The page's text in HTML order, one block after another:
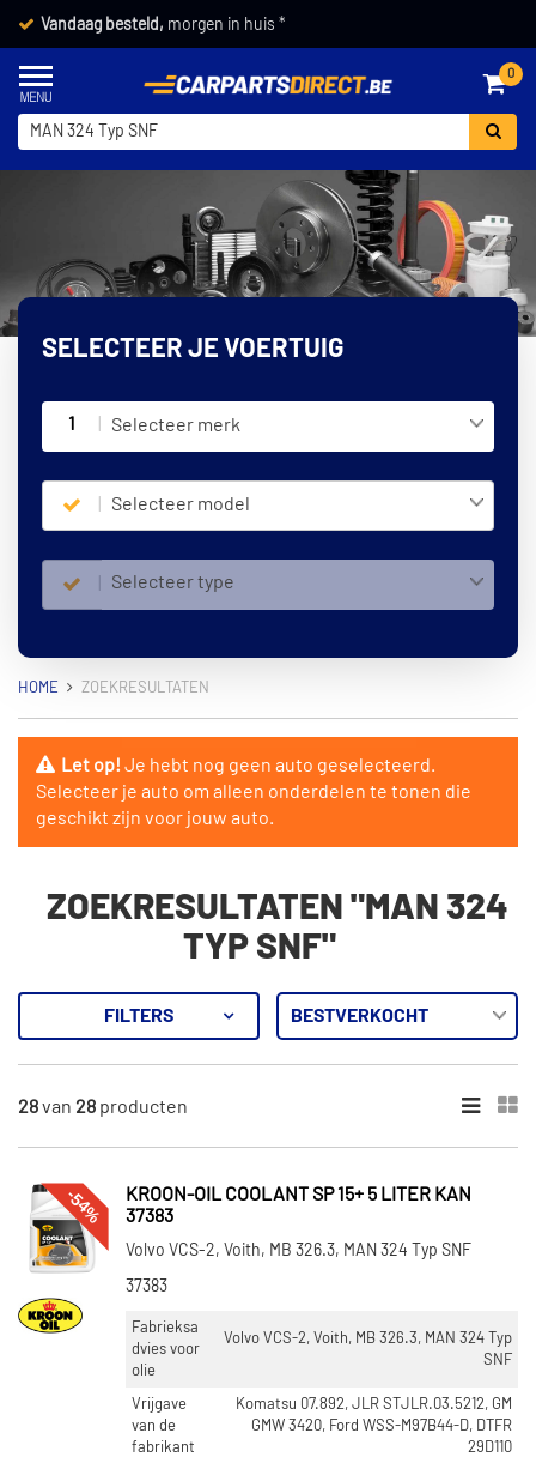
Vandaag besteld, morgen in huis *
0
SELECTEER JE VOERTUIG
1 Selecteer merk
Selecteer model
Selecteer type
HOME ZOEKRESULTATEN
Let op!Je hebt nog geen auto geselecteerd.
Selecteer je auto om alleen onderdelen te tonen die
geschikt zijn voor jouw auto.
ZOEKRESULTATEN "MAN 324
TYP SNF"
FILTERS
28Resultaten
ONDERDEELMERK
Eurol (9)
Castrol (4)
INHOUD [LITER]
28van 28 producten
-54%
KROON-OIL COOLANT SP 15+ 5 LITER KAN
37383
Volvo VCS-2, Voith, MB 326.3, MAN 324 Typ SNF
37383
Fabrieksa
dvies voor
olie
Volvo VCS-2, Voith, MB 326.3, MAN 324 Typ
SNF
Vrijgave
van de
fabrikant
Komatsu 07.892, JLR STJLR.03.5212, GM
GMW 3420, Ford WSS-M97B44-D, DTFR
29D110